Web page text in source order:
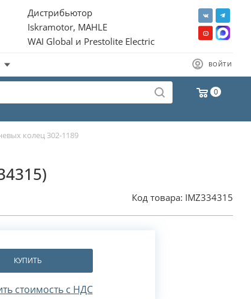
Дистрибьютор
Iskramotor, MAHLE
WAI Global и Prestolite Electric
ВОЙТИ
0
колец 302-1189
Код товара: IMZ334315
КУПИТЬ
стоимость с НДС